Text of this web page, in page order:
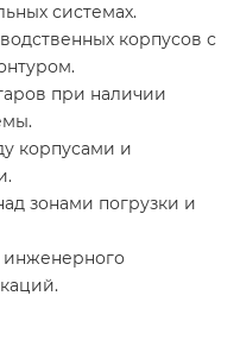
системах.
корпусов с
при наличии
корпусами и
зонами погрузки и
инженерного